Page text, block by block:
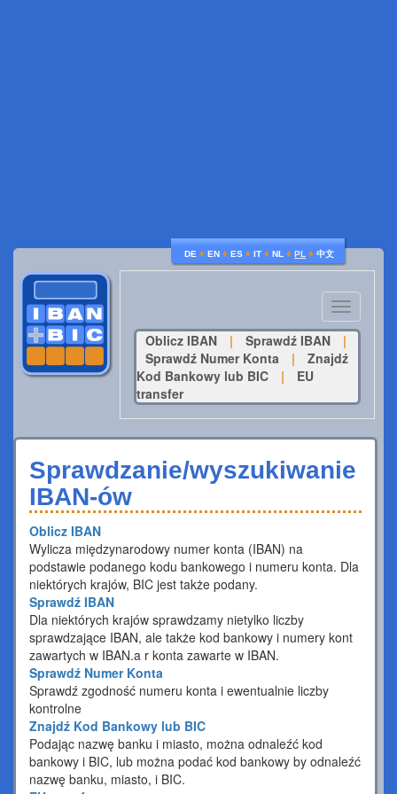
DE ♦ EN ♦ ES ♦ IT ♦ NL ♦ PL ♦ 中文
Toggle
navigation
Oblicz IBAN
| Sprawdź IBAN
|
Sprawdź Numer Konta
|
Znajdź
Kod Bankowy lub BIC
|
EU
transfer
Sprawdzanie/wyszukiwanie
IBAN-ów
Oblicz IBAN
Wylicza międzynarodowy numer konta (IBAN) na
podstawie podanego kodu bankowego i numeru konta. Dla
niektórych krajów, BIC jest także podany.
Sprawdź IBAN
Dla niektórych krajów sprawdzamy nietylko liczby
sprawdzające IBAN, ale także kod bankowy i numery kont
zawartych w IBAN.a r konta zawarte w IBAN.
Sprawdź Numer Konta
Sprawdź zgodność numeru konta i ewentualnie liczby
kontrolne
Znajdź Kod Bankowy lub BIC
Podając nazwę banku i miasto, można odnaleźć kod
bankowy i BIC, lub można podać kod bankowy by odnaleźć
nazwę banku, miasto, i BIC.